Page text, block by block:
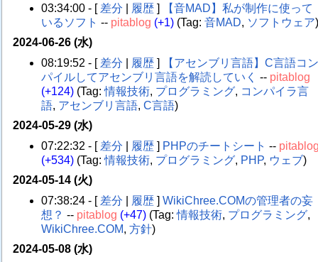
03:34:00 - [ 差分 履歴 ]
【音MAD】私が制作に使って
いるソフト -- pitablog (+1) (Tag:音MAD, ソフトウェア
2024-06-26 (水)
08:19:52 - [ 差分 履歴 ]
【アセンブリ言語】C言語コ
パイルしてアセンブリ言語を解読していく -- pitablog
(+124) (Tag:情報技術, プログラミング, コンパイラ言
語, アセンブリ言語,C言語)
2024-05-29 (水)
07:22:32 - [ 差分 履歴 ] PHPのチートシート --
(+534) (Tag:情報技術, プログラミング, PHP, ウェブ)
2024-05-14 (火)
07:38:24 - [ 差分 履歴 ]WikiChree.COMの管理者の妄
想？ -- pitablog (+47) (Tag:情報技術, プログラミング,
WikiChree.COM,方針)
2024-05-08 (水)